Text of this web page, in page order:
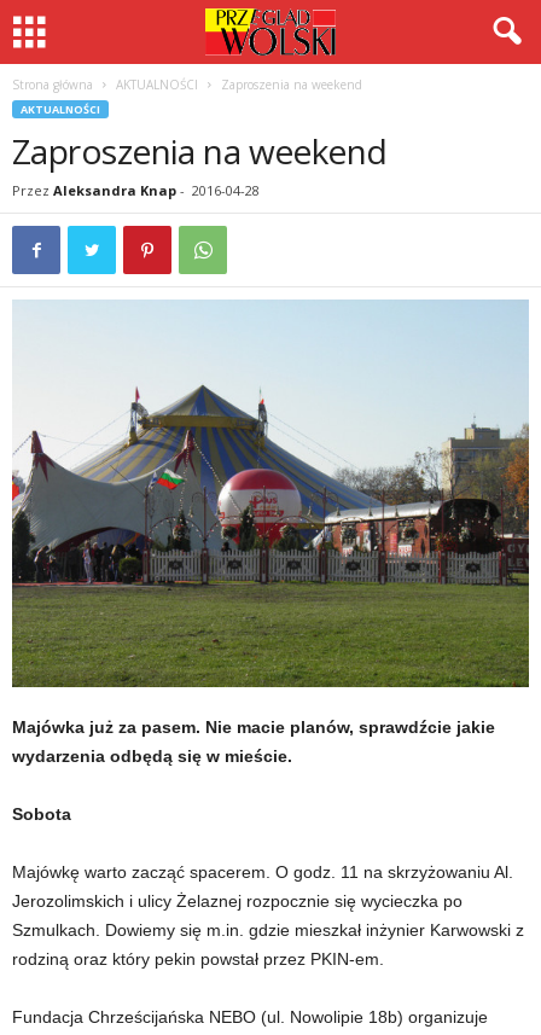
Strona główna AKTUALNOŚCI Zaproszenia na weekend
AKTUALNOŚCI
Zaproszenia na weekend
Przez Aleksandra Knap - 2016-04-28
Majówka już za pasem. Nie macie planów, sprawdźcie jakie
wydarzenia odbędą się w mieście.
Sobota
Majówkę warto zacząć spacerem. O godz. 11 na skrzyżowaniu Al.
Jerozolimskich i ulicy Żelaznej rozpocznie się wycieczka po
Szmulkach. Dowiemy się m.in. gdzie mieszkał inżynier Karwowski z
rodziną oraz który pekin powstał przez PKIN-em.
Fundacja Chrześcijańska NEBO (ul. Nowolipie 18b) organizuje